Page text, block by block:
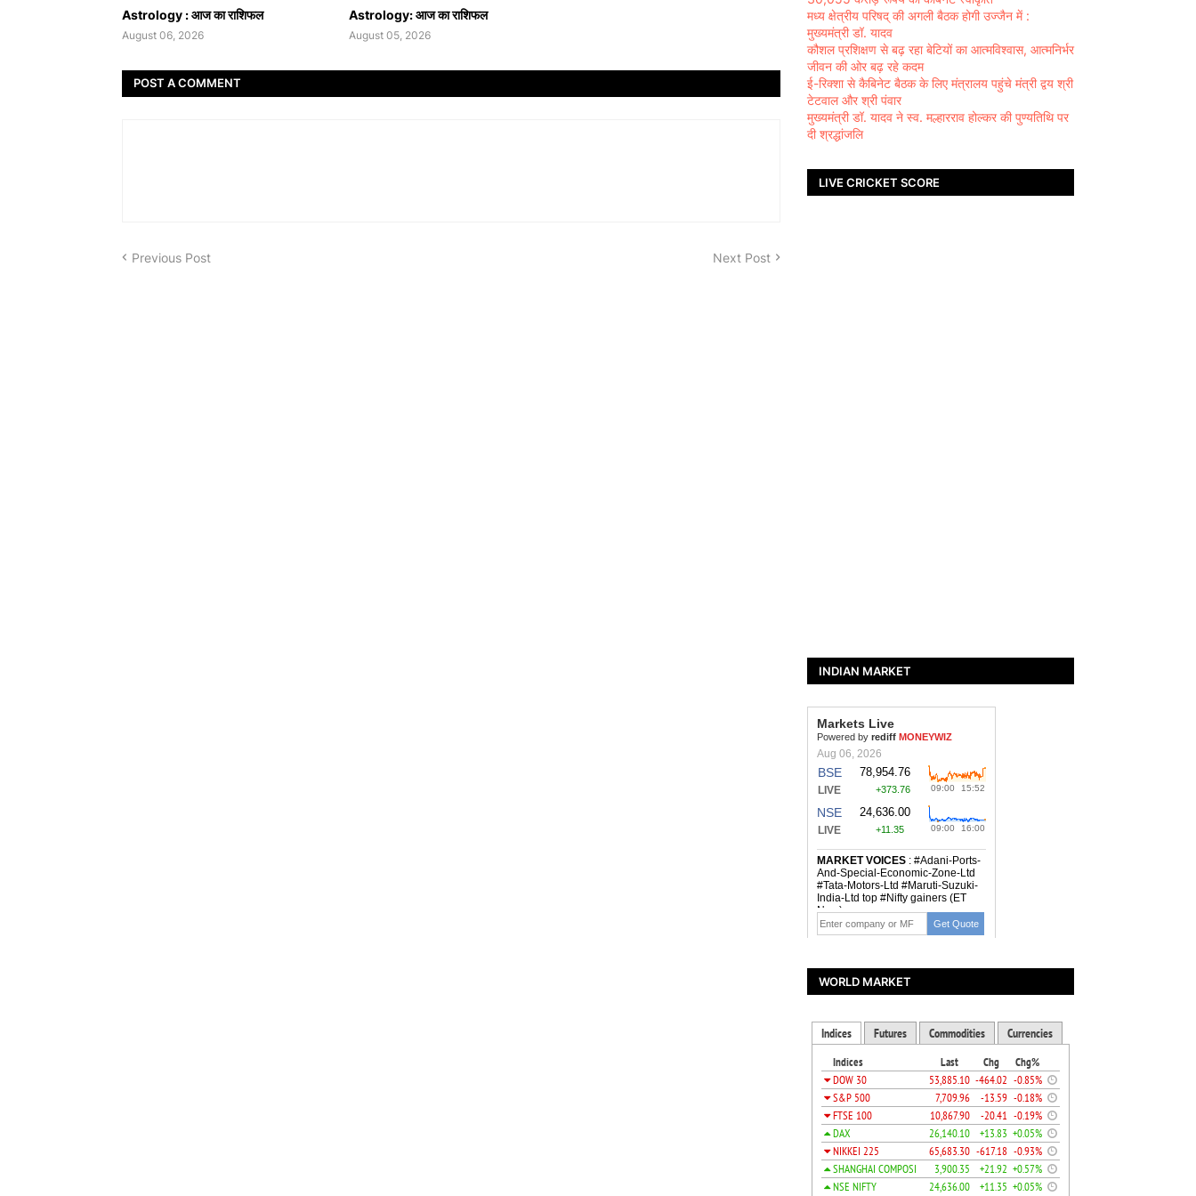
Astrology : आज का राशिफल
August 06, 2026
Astrology: आज का राशिफल
August 05, 2026
POST A COMMENT
Previous Post Next Post
मध्य क्षेत्रीय परिषद् की अगली बैठक होगी उज्जैन में :
मुख्यमंत्री डॉ. यादव
कौशल प्रशिक्षण से बढ़ रहा बेटियों का आत्मविश्वास, आत्मनिर्भर
जीवन की ओर बढ़ रहे कदम
ई-रिक्शा से कैबिनेट बैठक के लिए मंत्रालय पहुंचे मंत्री द्वय श्री
टेटवाल और श्री पंवार
मुख्यमंत्री डॉ. यादव ने स्व. मल्हारराव होल्कर की पुण्यतिथि पर
दी श्रद्धांजलि
LIVE CRICKET SCORE
INDIAN MARKET
WORLD MARKET